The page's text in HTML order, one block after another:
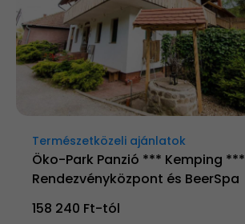
Természetközeli ajánlatok
Öko-Park Panzió *** Kemping ***
Rendezvényközpont és BeerSpa
158 240 Ft-tól